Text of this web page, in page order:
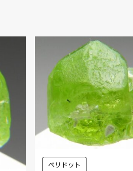
ペリドット